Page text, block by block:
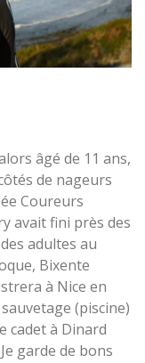
âgé de 11 ans,
de nageurs
Coureurs
avait fini près des
adultes au
Bixente
à Nice en
(piscine)
cadet à Dinard
garde de bons